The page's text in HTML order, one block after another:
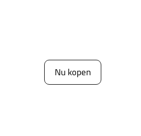
Nu kopen